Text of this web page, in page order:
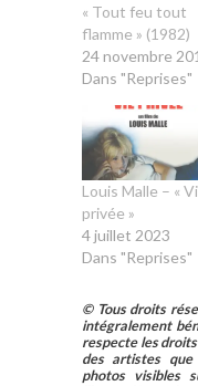
« Tout feu tout
flamme » (1982)
24 novembre
Dans "Reprises"
Louis Malle – «
privée »
4 juillet 2023
Dans "Reprises"
© Tous droits
intégralement
respecte les
des artistes que
photos visibles